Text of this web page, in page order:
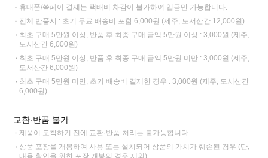
휴대폰/쓱페이 결제는 택배비 차감이 불가하여 입금만 가능합니다.
전체 반품시 : 초기 무료 배송비 포함 6,000원 (제주, 도서산간 12,000원)
최초 구매 5만원 이상, 반품 후 최종 구매 금액 5만원 이상 : 3,000원 (제주,
도서산간 6,000원)
최초 구매 5만원 이상, 반품 후 최종 구매 금액 5만원 미만 : 3,000원 (제주,
도서산간 6,000원)
최초 구매 5만원 미만, 초기 배송비 결제한 경우 : 3,000원 (제주, 도서산간
6,000원)
교환·반품 불가
제품이 도착하기 전에 교환·반품 처리는 불가능합니다.
상품 포장을 개봉하여 사용 또는 설치되어 상품의 가치가 훼손된 경우 (단,